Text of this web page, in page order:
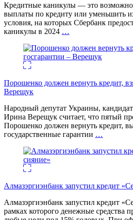
Кредитные каникулы — это
выплаты по кредиту или уменьшить
условия, на которых Сбербанк
каникулы в 2024 …
Порошенко должен вернуть кредит,
Верещук
Народный депутат Украины,
Ирина Верещук считает, что пятый
Порошенко должен вернуть кредит,
государственные гарантии …
Алмазэргиэнбанк запустил кредит
Алмазэргиэнбанк запустил кредит
рамках которого денежные средства